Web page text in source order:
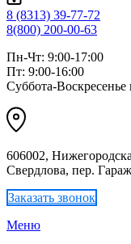
8 (8313) 39-77-72
8(800) 200-00-63
Пн-Чт: 9:00-17:00
Пт: 9:00-16:00
Суббота-
606002,
Свердлова, пер.
Заказать звонок
Меню